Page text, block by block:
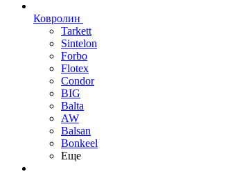
Ковролин
Tarkett
Sintelon
Forbo
Flotex
Condor
BIG
Balta
AW
Balsan
Bonkeel
Еще